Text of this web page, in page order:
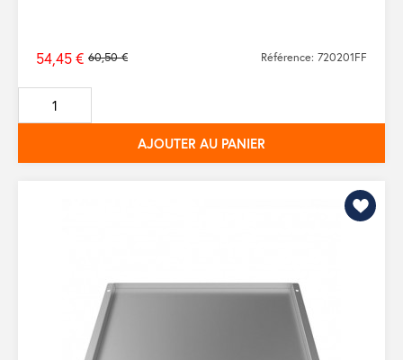
Prix
de
base
60,50 €
54,45 € Référence: 720201FF
AJOUTER AU PANIER